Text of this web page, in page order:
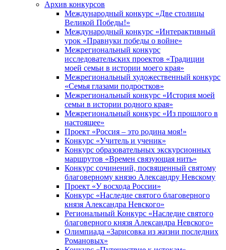
Архив конкурсов
Международный конкурс «Две столицы
Великой Победы!»
Международный конкурс «Интерактивный
урок «Правнуки победы о войне»
Межрегиональный конкурс
исследовательских проектов «Традиции
моей семьи в истории моего края»
Межрегиональный художественный конкурс
«Семья глазами подростков»
Межрегиональный конкурс «История моей
семьи в истории родного края»
Межрегиональный конкурс «Из прошлого в
настоящее»
Проект «Россия – это родина моя!»
Конкурс «Учитель и ученик»
Конкурс образовательных экскурсионных
маршрутов «Времен связующая нить»
Конкурс сочинений, посвященный святому
благоверному князю Александру Невскому
Проект «У восхода России»
Конкурс «Наследие святого благоверного
князя Александра Невского»
Региональный Конкурс «Наследие святого
благоверного князя Александра Невского»
Олимпиада «Зарисовка из жизни последних
Романовых»